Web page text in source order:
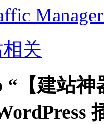
关
“【建站神